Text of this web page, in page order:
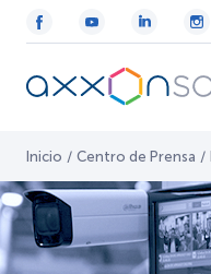
Inicio / Centro de Prensa /